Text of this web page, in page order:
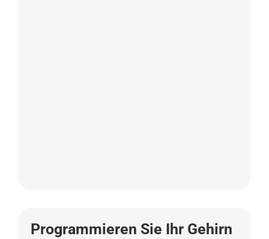
Programmieren Sie Ihr Gehirn